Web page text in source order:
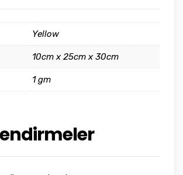
Yellow
10cm x 25cm x 30cm
1 gm